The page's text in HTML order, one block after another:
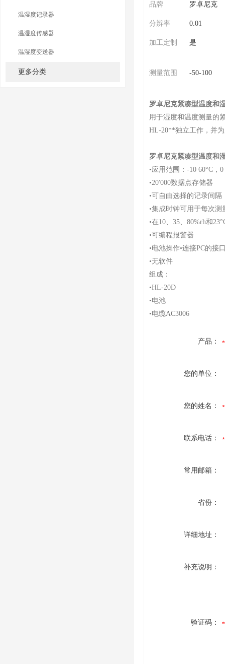
温湿度记录器
温湿度传感器
温湿度变送器
更多分类
品牌 罗卓尼克
分辨率 0.01
加工定制 是
测量范围 -50-100
罗卓尼克紧凑型温度和
用于湿度和温度测量的
HL-20**独立工作，并
罗卓尼克紧凑型温度和
•应用范围：-10 60°C，
•20'000数据点存储器
•可自由选择的记录间隔
•集成时钟可用于每次测
•在10、35、80%rh和
•可编程报警器
•电池操作•连接PC的接
•无软件
组成：
•HL-20D
•电池
•电缆AC3006
产品：
您的单位：
您的姓名：
联系电话：
常用邮箱：
省份：
详细地址：
补充说明：
验证码：